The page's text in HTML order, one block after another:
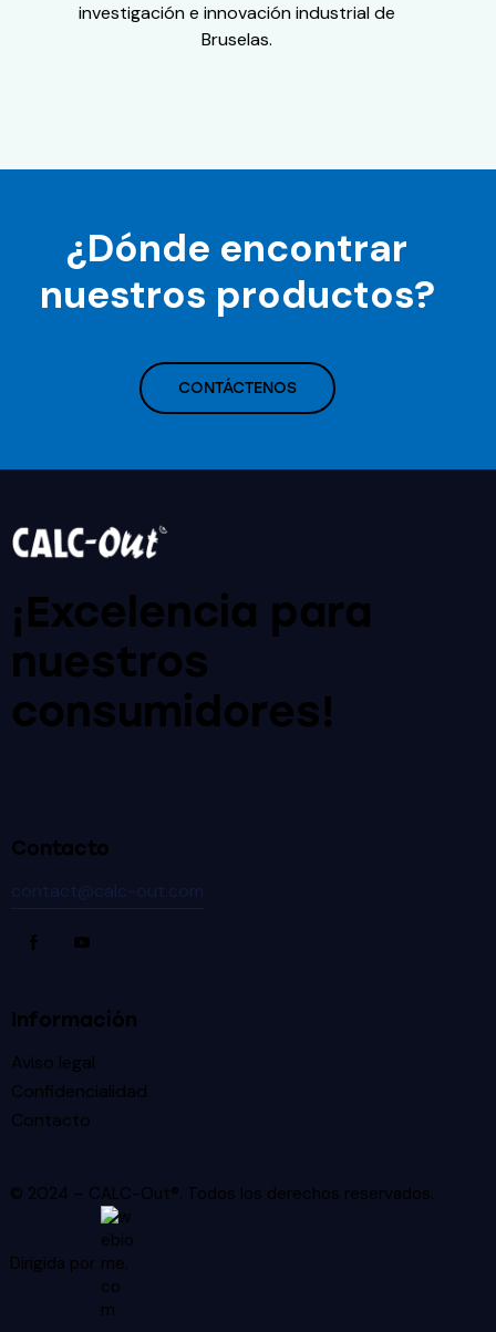
investigación e innovación industrial de
Bruselas.
¿Dónde encontrar
nuestros productos?
CONTÁCTENOS
¡Excelencia para
nuestros
consumidores!
Contacto
contact@calc-out.com
Información
Aviso legal
Confidencialidad
Contacto
© 2024 – CALC-Out®. Todos los derechos reservados.
Dirigida por